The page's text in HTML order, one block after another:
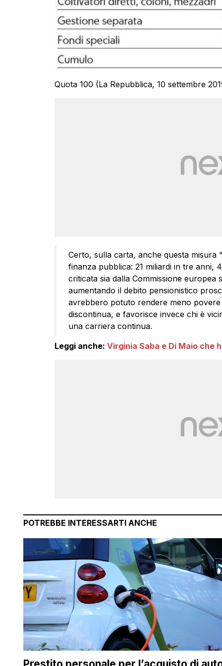
Quota 100 (La Repubblica, 10 settembre
Certo, sulla carta, anche questa misura
finanza pubblica: 21 miliardi in tre anni,
criticata sia dalla Commissione
aumentando il debito pensionistico
avrebbero potuto rendere meno
discontinua, e favorisce invece chi è
una carriera continua.
Leggi anche: Virginia Saba e Di Maio che
POTREBBE INTERESSARTI ANCHE